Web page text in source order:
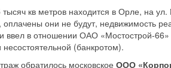
кв метров находится в Орле, на
они не будут, недвижимость
ввел в отношении ОАО «Мостострой-
(банкротом).
обратилось московское ООО